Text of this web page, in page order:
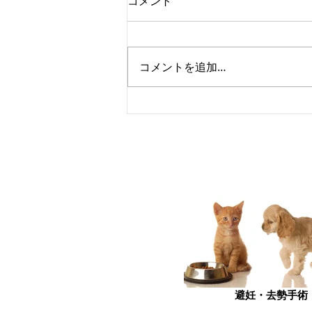
学会に参加しました
コメントを追加…
避妊・去勢手術